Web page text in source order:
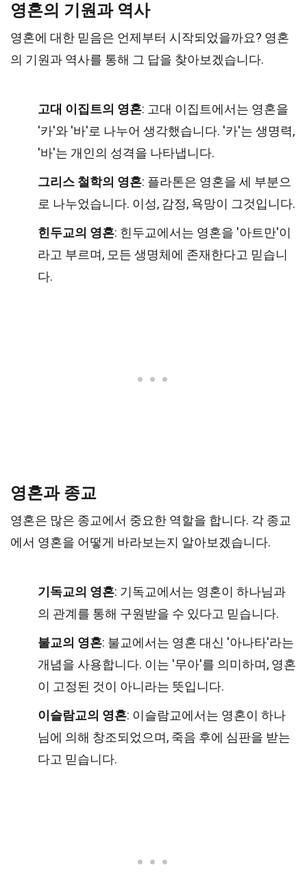
영혼의 기원과 역사
영혼에 대한 믿음은 언제부터 시작되었을까요? 영혼
의 기원과 역사를 통해 그 답을 찾아보겠습니다.
고대 이집트의 영혼: 고대 이집트에서는 영혼을
'카'와 '바'로 나누어 생각했습니다. '카'는 생명력,
'바'는 개인의 성격을 나타냅니다.
그리스 철학의 영혼: 플라톤은 영혼을 세 부분으
로 나누었습니다. 이성, 감정, 욕망이 그것입니다.
힌두교의 영혼: 힌두교에서는 영혼을 '아트만'이
라고 부르며, 모든 생명체에 존재한다고 믿습니
다.
영혼과 종교
영혼은 많은 종교에서 중요한 역할을 합니다. 각 종교
에서 영혼을 어떻게 바라보는지 알아보겠습니다.
기독교의 영혼: 기독교에서는 영혼이 하나님과
의 관계를 통해 구원받을 수 있다고 믿습니다.
불교의 영혼: 불교에서는 영혼 대신 '아나타'라는
개념을 사용합니다. 이는 '무아'를 의미하며, 영혼
이 고정된 것이 아니라는 뜻입니다.
이슬람교의 영혼: 이슬람교에서는 영혼이 하나
님에 의해 창조되었으며, 죽음 후에 심판을 받는
다고 믿습니다.